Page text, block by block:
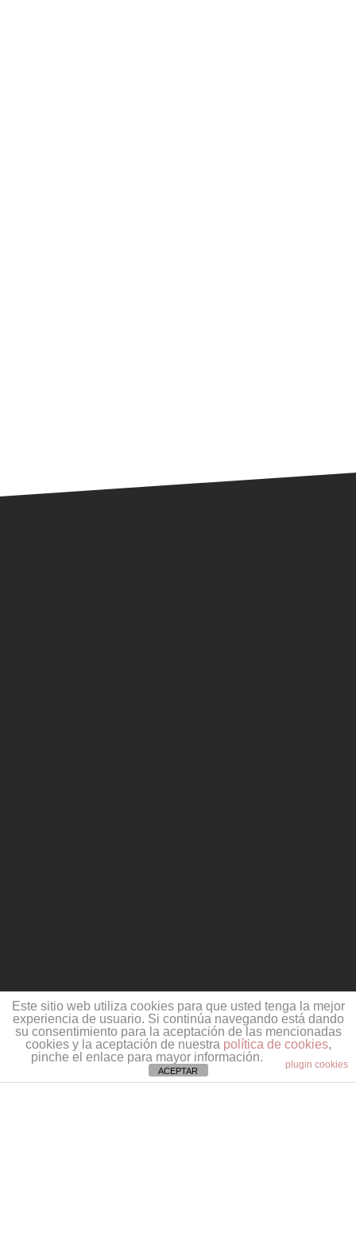
Este sitio web utiliza cookies para que usted tenga la mejor
experiencia de usuario. Si continúa navegando está dando
su consentimiento para la aceptación de las mencionadas
cookies y la aceptación de nuestra política de cookies,
pinche el enlace para mayor información.
plugin cookies
ACEPTAR